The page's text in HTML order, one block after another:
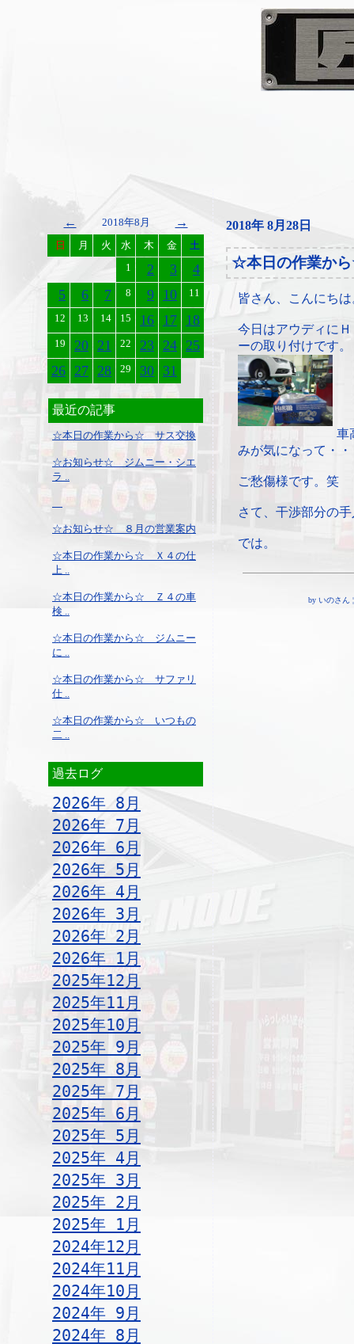
← 2018年8月 →
日 月 火 水 木 金
土
1
2 3
4
5
6 7 8 9 10 11
12 13 14 15 16 17 18
19 20 21 22 23 24 25
26 27 28 29 30 31
最近の記事
☆本日の作業から☆ サス交換
☆お知らせ☆ ジムニー・シエ
ラ ..
☆お知らせ☆ ８月の営業案内
☆本日の作業から☆ Ｘ４の仕
上 ..
☆本日の作業から☆ Ｚ４の車
検 ..
☆本日の作業から☆ ジムニー
に ..
☆本日の作業から☆ サファリ
仕 ..
☆本日の作業から☆ いつもの
二 ..
過去ログ
2026年 8月
2026年 7月
2026年 6月
2026年 5月
2026年 4月
2026年 3月
2026年 2月
2026年 1月
2025年12月
2025年11月
2025年10月
2025年 9月
2025年 8月
2025年 7月
2025年 6月
2025年 5月
2025年 4月
2025年 3月
2025年 2月
2025年 1月
2024年12月
2024年11月
2024年10月
2024年 9月
2024年 8月
2018年 8月28日
☆本日の作業か
皆さん、こんにちは
今日はアウディに
ーの取り付けです。
車
みが気になって・
ご愁傷様です。笑
さて、干渉部分の
では。
by いのさん